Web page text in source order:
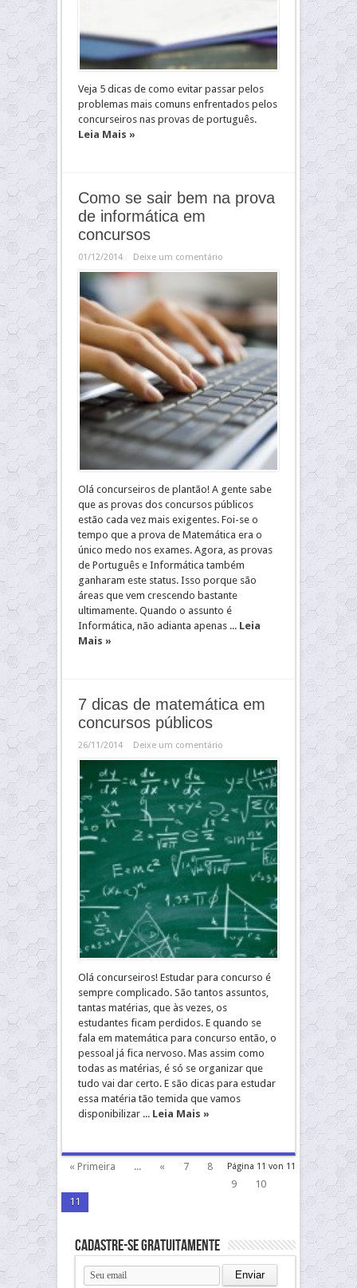
Veja 5 dicas de como evitar passar pelos
problemas mais comuns enfrentados pelos
concurseiros nas provas de português.
Leia Mais »
Como se sair bem na prova
de informática em
concursos
01/12/2014 Deixe um comentário
Olá concurseiros de plantão! A gente sabe
que as provas dos concursos públicos
estão cada vez mais exigentes. Foi-se o
tempo que a prova de Matemática era o
único medo nos exames. Agora, as provas
de Português e Informática também
ganharam este status. Isso porque são
áreas que vem crescendo bastante
ultimamente. Quando o assunto é
Informática, não adianta apenas ... Leia
Mais »
7 dicas de matemática em
concursos públicos
26/11/2014 Deixe um comentário
Olá concurseiros! Estudar para concurso é
sempre complicado. São tantos assuntos,
tantas matérias, que às vezes, os
estudantes ficam perdidos. E quando se
fala em matemática para concurso então, o
pessoal já fica nervoso. Mas assim como
todas as matérias, é só se organizar que
tudo vai dar certo. E são dicas para estudar
essa matéria tão temida que vamos
disponibilizar ... Leia Mais »
Página 11 von 11
« Primeira ... « 7
8
9
10
11
Cadastre-se gratuitamente